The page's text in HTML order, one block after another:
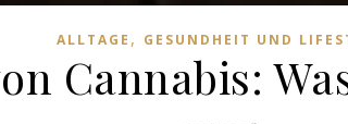
ALLTAGE , GESUNDHEIT UND
Cannabis: